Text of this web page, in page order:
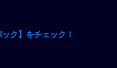
ク】をチェック！